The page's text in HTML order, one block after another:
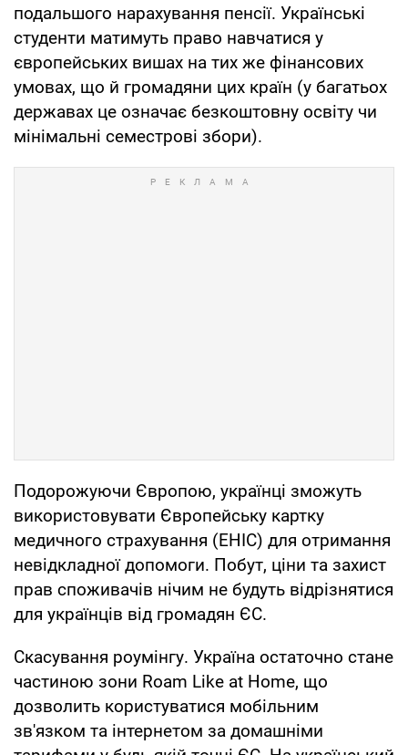
подальшого нарахування пенсії. Українські
студенти матимуть право навчатися у
європейських вишах на тих же фінансових
умовах, що й громадяни цих країн (у багатьох
державах це означає безкоштовну освіту чи
мінімальні семестрові збори).
Подорожуючи Європою, українці зможуть
використовувати Європейську картку
медичного страхування (EHIC) для отримання
невідкладної допомоги. Побут, ціни та захист
прав споживачів нічим не будуть відрізнятися
для українців від громадян ЄС.
Скасування роумінгу. Україна остаточно стане
частиною зони Roam Like at Home, що
дозволить користуватися мобільним
зв'язком та інтернетом за домашніми